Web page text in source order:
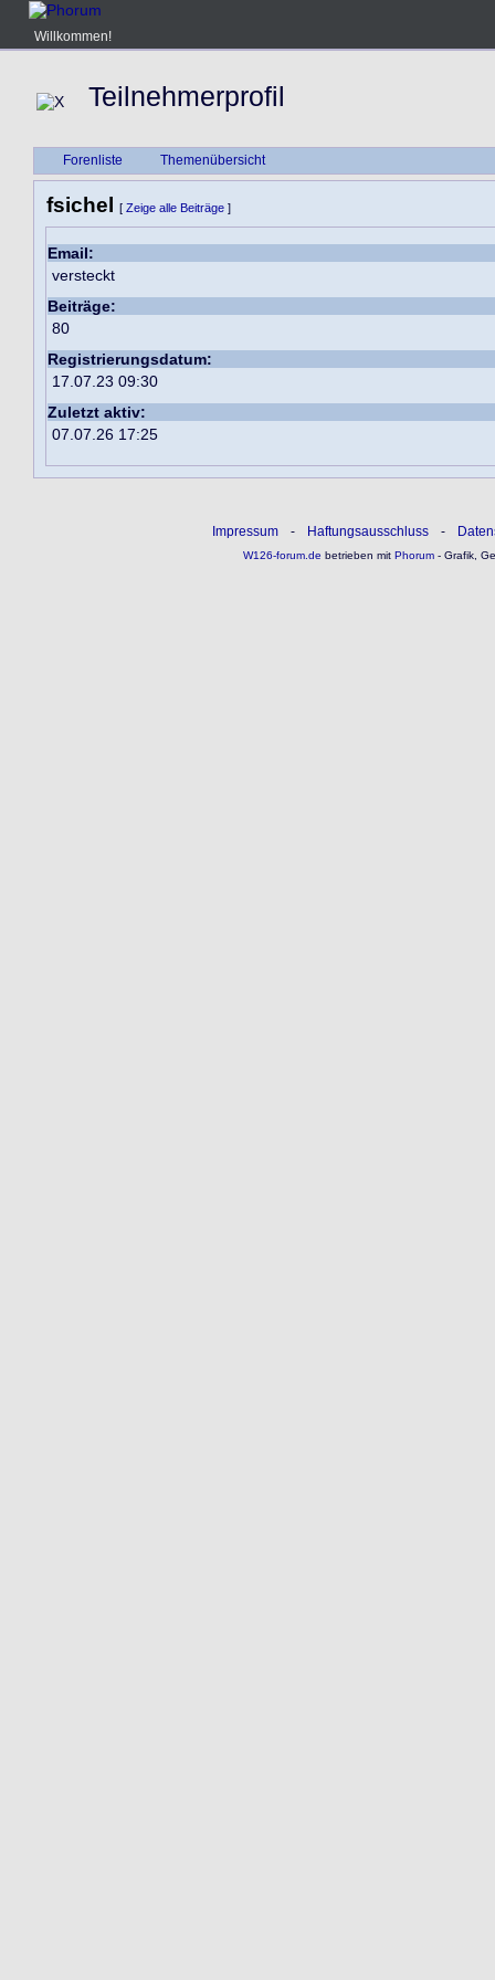
Willkommen!
Teilnehmerprofil
Forenliste Themenübersicht
fsichel [ Zeige alle Beiträge ]
Email:
versteckt
Beiträge:
80
Registrierungsdatum:
17.07.23 09:30
Zuletzt aktiv:
07.07.26 17:25
Impressum - Haftungsausschluss -
W126-forum.de betrieben mitPhorum- Grafik,